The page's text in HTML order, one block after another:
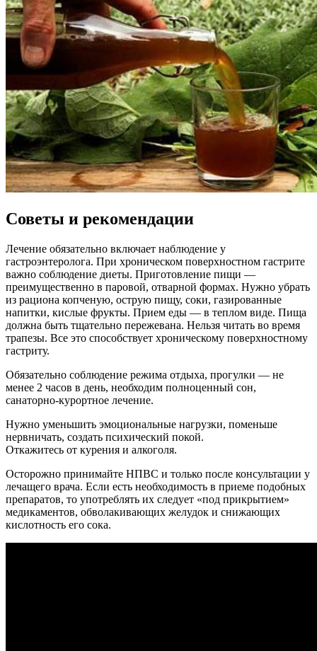
Советы и рекомендации
Лечение обязательно включает наблюдение у
гастроэнтеролога. При хроническом поверхностном гастрите
важно соблюдение диеты. Приготовление пищи —
преимущественно в паровой, отварной формах. Нужно убрать
из рациона копченую, острую пищу, соки, газированные
напитки, кислые фрукты. Прием еды — в теплом виде. Пища
должна быть тщательно пережевана. Нельзя читать во время
трапезы. Все это способствует хроническому поверхностному
гастриту.
Обязательно соблюдение режима отдыха, прогулки — не
менее 2 часов в день, необходим полноценный сон,
санаторно-курортное лечение.
Нужно уменьшить эмоциональные нагрузки, поменьше
нервничать, создать психический покой.
Откажитесь от курения и алкоголя.
Осторожно принимайте НПВС и только после консультации у
лечащего врача. Если есть необходимость в приеме подобных
препаратов, то употреблять их следует «под прикрытием»
медикаментов, обволакивающих желудок и снижающих
кислотность его сока.